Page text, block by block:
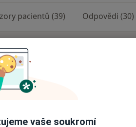
pacientů (39) Odpovědi (30)
přes 10 let na Urologickém
úvazek ve Fakultní Nemocnici
roku 2015 v urologické ambulanci
špičkovém privátním urologickém
Vysočany s možností
vaše soukromí